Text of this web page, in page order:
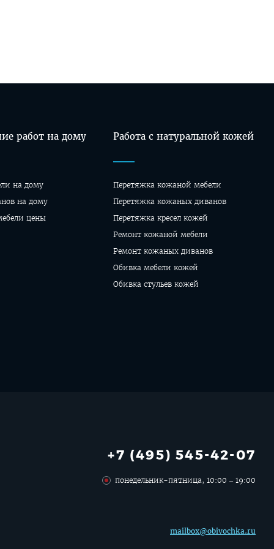
работ на дому
на дому
на дому
цены
Работа с натуральной кожей
Перетяжка кожаной мебели
Перетяжка кожаных диванов
Перетяжка кресел кожей
Ремонт кожаной мебели
Ремонт кожаных диванов
Обивка мебели кожей
Обивка стульев кожей
+7 (495) 545-42-07
понедельник-пятница, 10:00 – 19:00
mailbox@obivochka.ru